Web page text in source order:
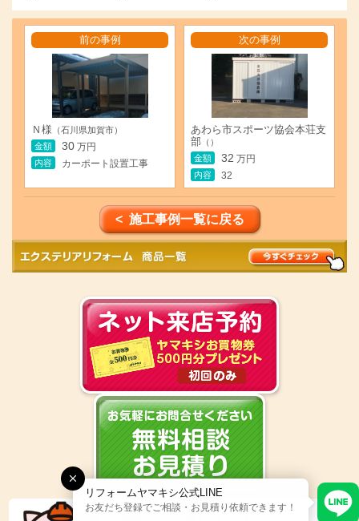
前の事例
Ｎ様 （石川県加賀市）
金額
30 万円
内容
カーポート設置工事
次の事例
あわら市スポーツ協会本荘支
部 （）
金額
32 万円
内容
32
< 施工事例一覧に戻る
リフォームヤマキシ公式LINE
お友だち登録でご相談・お見積り依頼できます！